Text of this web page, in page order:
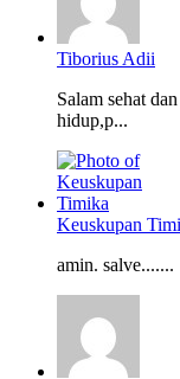
Tiborius Adii
Salam sehat
hidup,p...
Keuskupan
amin. salve.......